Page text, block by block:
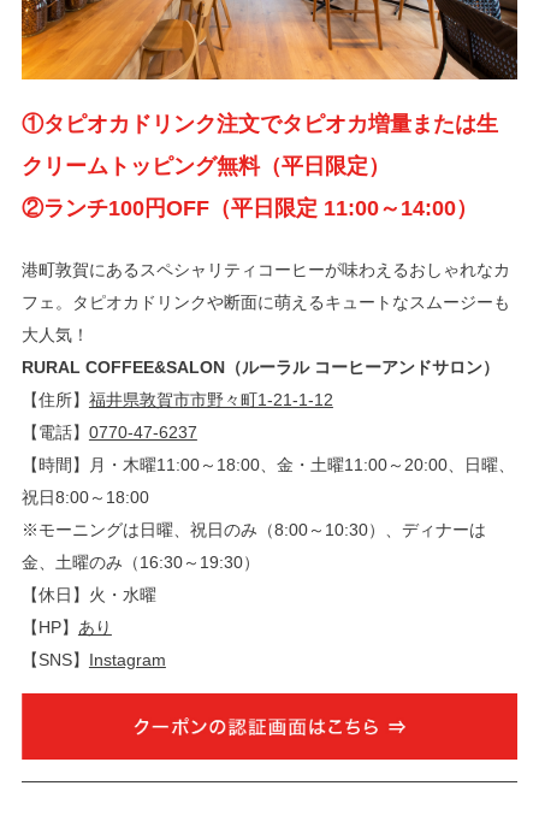
①タピオカドリンク注文でタピオカ増量または生
クリームトッピング無料（平日限定）
②ランチ100円OFF（平日限定 11:00～14:00）
港町敦賀にあるスペシャリティコーヒーが味わえるおしゃれなカ
フェ。タピオカドリンクや断面に萌えるキュートなスムージーも
大人気！
RURAL COFFEE&SALON（ルーラル コーヒーアンドサロン）
【住所】 福井県敦賀市市野々町1-21-1-12
【電話】 0770-47-6237
【時間】月・木曜11:00～18:00、金・土曜11:00～20:00、日曜、
祝日8:00～18:00
※モーニングは日曜、祝日のみ（8:00～10:30）、ディナーは
金、土曜のみ（16:30～19:30）
【休日】火・水曜
【HP】 あり
【SNS】 Instagram